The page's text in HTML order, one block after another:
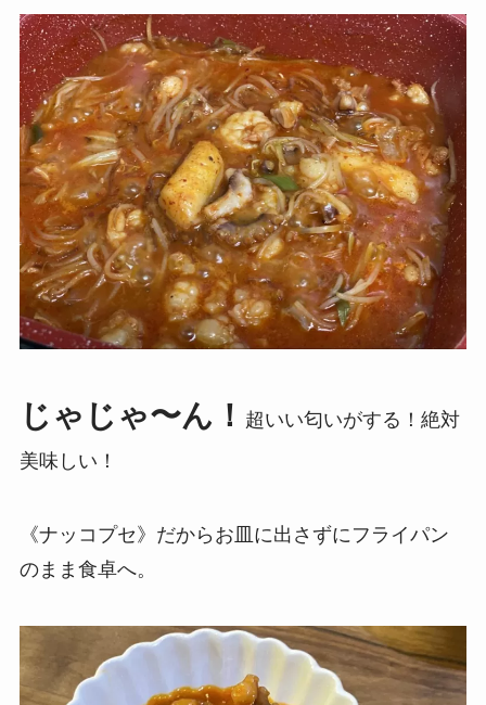
じゃじゃ〜ん！ 超いい匂いがする！絶対
美味しい！
《ナッコプセ》だからお皿に出さずにフライパン
のまま食卓へ。